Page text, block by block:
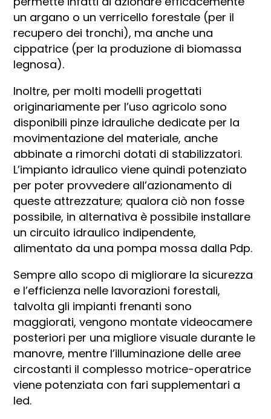
un argano o un verricello forestale (per il
recupero dei tronchi), ma anche una
cippatrice (per la produzione di biomassa
legnosa).
Inoltre, per molti modelli progettati
originariamente per l’uso agricolo sono
disponibili pinze idrauliche dedicate per la
movimentazione del materiale, anche
abbinate a rimorchi dotati di stabilizzatori.
L’impianto idraulico viene quindi potenziato
per poter provvedere all’azionamento di
queste attrezzature; qualora ciò non fosse
possibile, in alternativa è possibile installare
un circuito idraulico indipendente,
alimentato da una pompa mossa dalla Pdp.
Sempre allo scopo di migliorare la sicurezza
e l’efficienza nelle lavorazioni forestali,
talvolta gli impianti frenanti sono
maggiorati, vengono montate videocamere
posteriori per una migliore visuale durante le
manovre, mentre l’illuminazione delle aree
circostanti il complesso motrice-operatrice
viene potenziata con fari supplementari a
led.